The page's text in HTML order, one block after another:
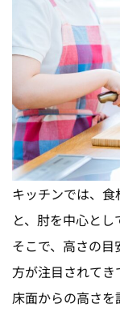
キッチンでは、
と、肘を中心とし
そこで、高さの
方が注目されてき
床面からの高さを